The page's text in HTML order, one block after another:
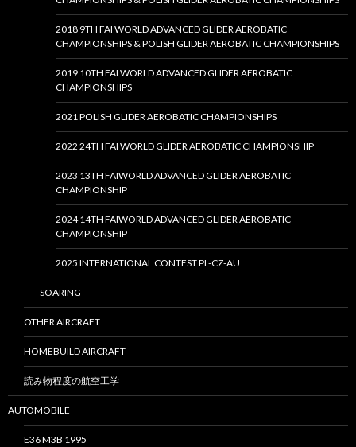
2018 9TH FAI WORLD ADVANCED GLIDER AEROBATIC
CHAMPIONSHIPS & POLISH GLIDER AEROBATIC CHAMPIONSHIPS
2019 10TH FAI WORLD ADVANCED GLIDER AEROBATIC
CHAMPIONSHIPS
2021 POLISH GLIDER AEROBATIC CHAMPIONSHIPS
2022 24TH FAI WORLD GLIDER AEROBATIC CHAMPIONSHIP
2023 13TH FAIWORLD ADVANCED GLIDER AEROBATIC
CHAMPIONSHIP
2024 14TH FAIWORLD ADVANCED GLIDER AEROBATIC
CHAMPIONSHIP
2025 INTERNATIONAL CONTEST PL-CZ-AU
SOARING
OTHER AIRCRAFT
HOMEBUILD AIRCRAFT
読み物程度の航空工学
AUTOMOBILE
E36 M3B 1995